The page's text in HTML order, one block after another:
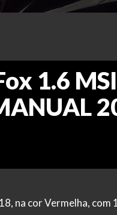
1.6
na cor Vermelha,